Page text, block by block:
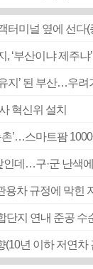
터미널 옆에 선다(
‘부산이냐 제주냐
지’ 된 부산…우려
혁신위 설치
촌’…스마트팜
데…구·군 난색에
차 규정에 막힌
단지 연내 준공 수